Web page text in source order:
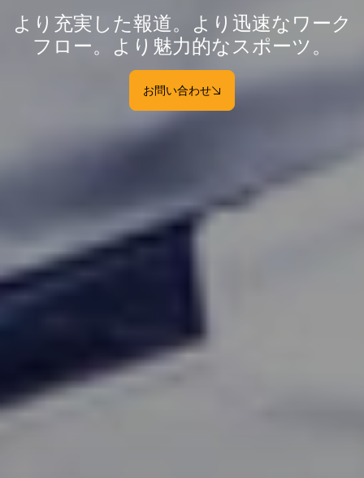
より充実した報道。より迅速なワーク
フロー。より魅力的なスポーツ。
お問い合わせ